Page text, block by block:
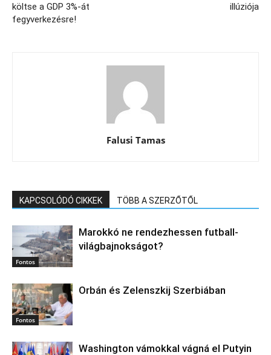
költse a GDP 3%-át
fegyverkezésre!
illúziója
Falusi Tamas
KAPCSOLÓDÓ CIKKEK TÖBB A SZERZŐTŐL
Fontos
Marokkó ne rendezhessen futball-
világbajnokságot?
Fontos
Orbán és Zelenszkij Szerbiában
Washington vámokkal vágná el Putyin